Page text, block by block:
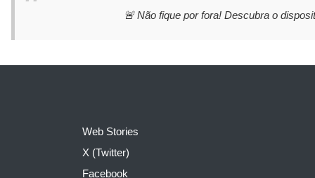
🚨 Não fique por fora! Descubra o
Web Stories
X (Twitter)
Facebook